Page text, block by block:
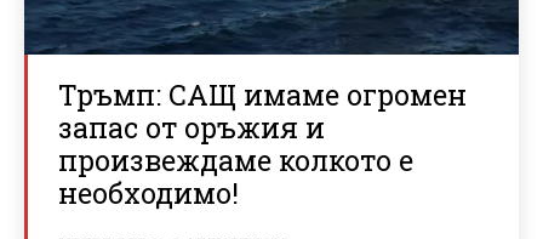
Тръмп: САЩ имаме огромен
запас от оръжия и
произвеждаме колкото е
необходимо!